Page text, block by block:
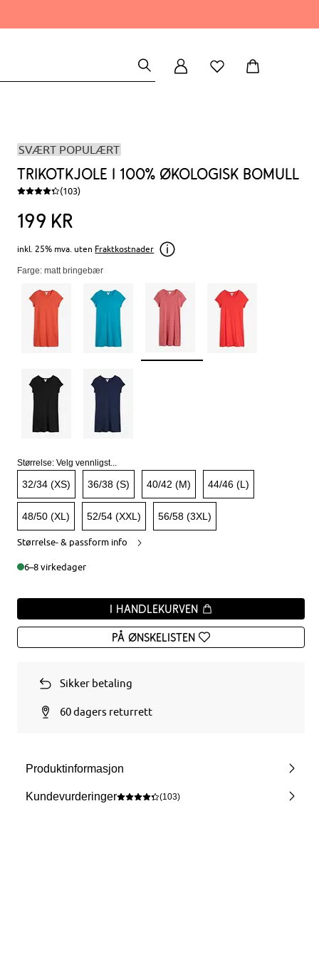
SVÆRT POPULÆRT
Trikotkjole i 100% økologisk bomull
(103)
199 kr
inkl. 25% mva. uten Fraktkostnader
Farge: matt bringebær
Størrelse:Velg vennligst...
32/34 (XS) 36/38 (S) 40/42 (M) 44/46 (L)
48/50 (XL) 52/54 (XXL) 56/58 (3XL)
Størrelse- & passform info
6–8 virkedager
I handlekurven
På ønskelisten
Sikker betaling
60 dagers returrett
Produktinformasjon
Kundevurderinger (103)